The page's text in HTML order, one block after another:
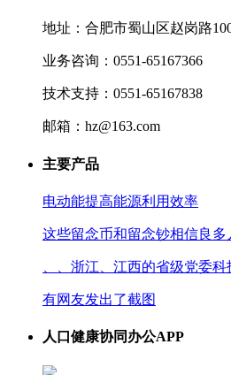
地址：合肥市蜀山区赵岗路
业务咨询：0551-65167366
技术支持：0551-65167838
邮箱：hz@163.com
主要产品
电动能提高能源利用效率
这些留念币和留念钞相信良多
、、浙江、江西的省级党委
有网友发出了截图
人口健康协同办公APP